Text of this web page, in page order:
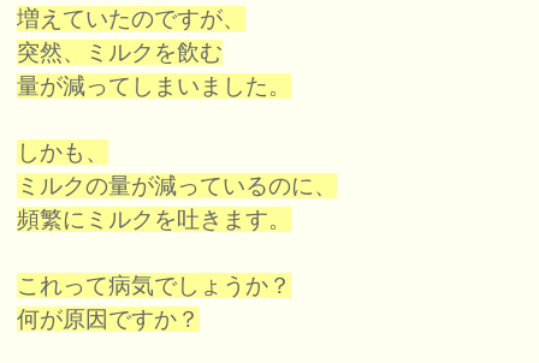
増えていたのですが、
突然、ミルクを飲む
量が減ってしまいました。
しかも、
ミルクの量が減っているのに、
頻繁にミルクを吐きます。
これって病気でしょうか？
何が原因ですか？